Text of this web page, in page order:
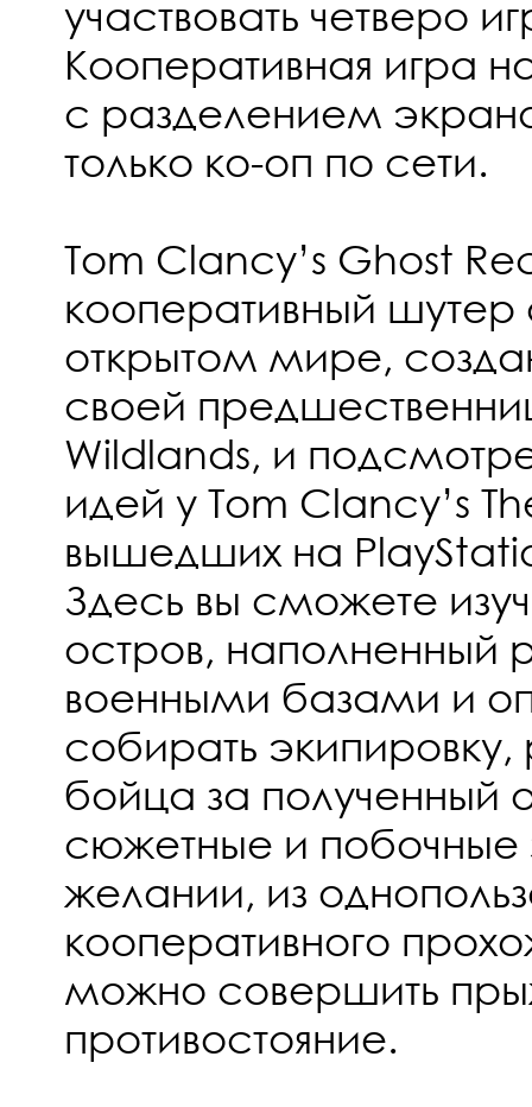
участвовать четверо
Кооперативная игра
с разделением экрана
только ко-оп по сети.
Tom Clancy’s Ghost
кооперативный шутер
открытом мире,
своей
Wildlands, и
идей у Tom Clancy’s
вышедших на
Здесь вы сможете
остров, наполненный
военными базами и
собирать экипировку,
бойца за полученный
сюжетные и побочные
желании, из
кооперативного
можно совершить
противостояние.